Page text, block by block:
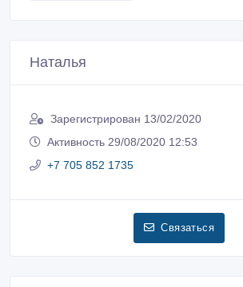
Наталья
Зарегистрирован 13/02/2020
Активность 29/08/2020 12:53
+7 705 852 1735
Связаться